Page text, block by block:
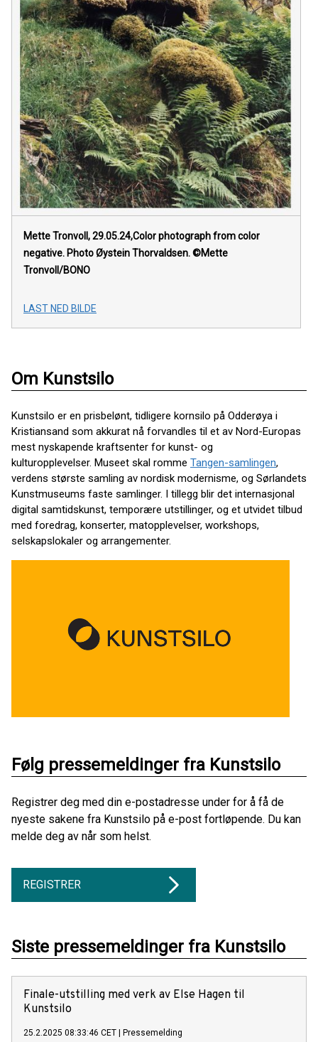
Mette Tronvoll, 29.05.24,Color photograph from color
negative. Photo Øystein Thorvaldsen. ©Mette
Tronvoll/BONO
LAST NED BILDE
Om Kunstsilo
Kunstsilo er en prisbelønt, tidligere kornsilo på Odderøya i
Kristiansand som akkurat nå forvandles til et av Nord-Europas
mest nyskapende kraftsenter for kunst- og
kulturopplevelser. Museet skal romme Tangen-samlingen,
verdens største samling av nordisk modernisme, og Sørlandets
Kunstmuseums faste samlinger. I tillegg blir det internasjonal
digital samtidskunst, temporære utstillinger, og et utvidet tilbud
med foredrag, konserter, matopplevelser, workshops,
selskapslokaler og arrangementer.
Følg pressemeldinger fra Kunstsilo
Registrer deg med din e-postadresse under for å få de
nyeste sakene fra Kunstsilo på e-post fortløpende. Du kan
melde deg av når som helst.
REGISTRER
Siste pressemeldinger fra Kunstsilo
Finale-utstilling med verk av Else Hagen til
Kunstsilo
25.2.2025 08:33:46 CET | Pressemelding